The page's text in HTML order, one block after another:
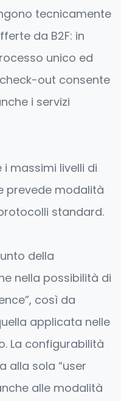
tecnicamente
da B2F: in
unico ed
out consente
i servizi
massimi livelli di
prevede modalità
standard.
della
nella possibilità di
così da
applicata nelle
La configurabilità
alla sola “user
alle modalità